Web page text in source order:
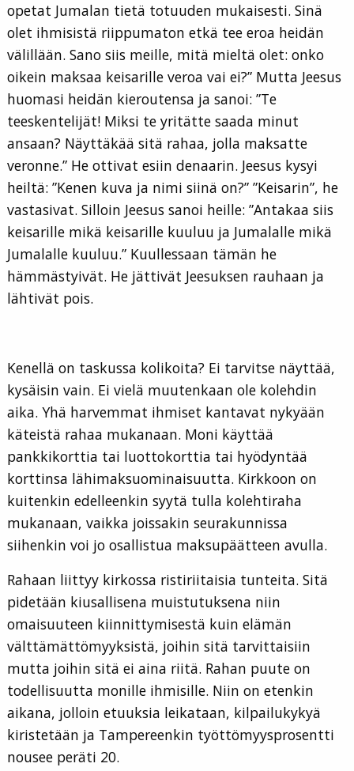
opetat Jumalan tietä totuuden mukaisesti. Sinä
olet ihmisistä riippumaton etkä tee eroa heidän
välillään. Sano siis meille, mitä mieltä olet: onko
oikein maksaa keisarille veroa vai ei?” Mutta Jeesus
huomasi heidän kieroutensa ja sanoi: ”Te
teeskentelijät! Miksi te yritätte saada minut
ansaan? Näyttäkää sitä rahaa, jolla maksatte
veronne.” He ottivat esiin denaarin. Jeesus kysyi
heiltä: ”Kenen kuva ja nimi siinä on?” ”Keisarin”, he
vastasivat. Silloin Jeesus sanoi heille: ”Antakaa siis
keisarille mikä keisarille kuuluu ja Jumalalle mikä
Jumalalle kuuluu.” Kuullessaan tämän he
hämmästyivät. He jättivät Jeesuksen rauhaan ja
lähtivät pois.
Kenellä on taskussa kolikoita? Ei tarvitse näyttää,
kysäisin vain. Ei vielä muutenkaan ole kolehdin
aika. Yhä harvemmat ihmiset kantavat nykyään
käteistä rahaa mukanaan. Moni käyttää
pankkikorttia tai luottokorttia tai hyödyntää
korttinsa lähimaksuominaisuutta. Kirkkoon on
kuitenkin edelleenkin syytä tulla kolehtiraha
mukanaan, vaikka joissakin seurakunnissa
siihenkin voi jo osallistua maksupäätteen avulla.
Rahaan liittyy kirkossa ristiriitaisia tunteita. Sitä
pidetään kiusallisena muistutuksena niin
omaisuuteen kiinnittymisestä kuin elämän
välttämättömyyksistä, joihin sitä tarvittaisiin
mutta joihin sitä ei aina riitä. Rahan puute on
todellisuutta monille ihmisille. Niin on etenkin
aikana, jolloin etuuksia leikataan, kilpailukykyä
kiristetään ja Tampereenkin työttömyysprosentti
nousee peräti 20.